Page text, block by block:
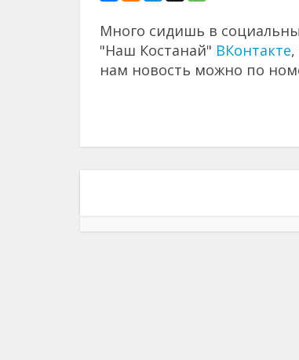
Много сидишь в
"Наш Костанай" ВКонтакте,
нам новость можно по